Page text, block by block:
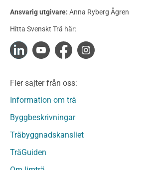
Konstruktionsvirke Behandlat
Konstruktionsvirke Fingerskarvat
Konstruktionsvirke Fingerskarvat
Limträ
Fanerträ
Fanerträ Obehandlat
Träpanel och Utvändig
Träpanel och utvändig
Trägolv
Ansvarig utgivare: Anna Ryberg Ågren
Hitta Svenskt Trä här:
Fler sajter från oss:
Information om trä
Byggbeskrivningar
Träbyggnadskansliet
TräGuiden